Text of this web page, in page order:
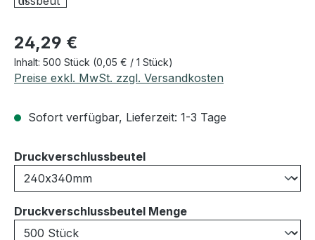
Regulärer Preis:
24,29 €
Inhalt: 500 Stück (0,05 € / 1 Stück)
Preise exkl. MwSt. zzgl. Versandkosten
Sofort verfügbar, Lieferzeit: 1-3 Tage
Druckverschlussbeutelauswählen
Druckverschlussbeutel Mengeauswählen